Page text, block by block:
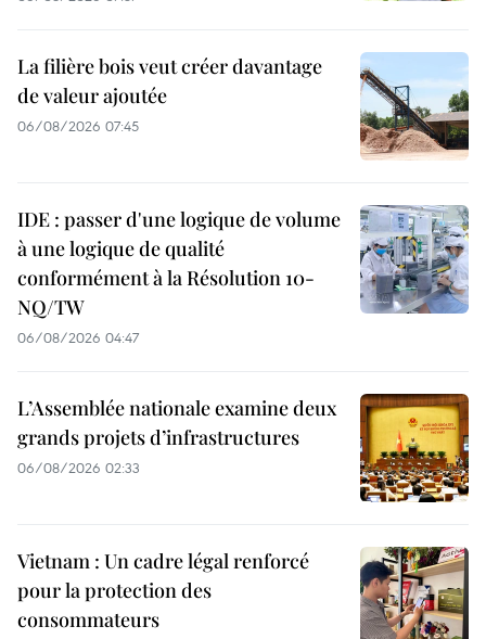
La filière bois veut créer davantage
de valeur ajoutée
06/08/2026 07:45
IDE : passer d'une logique de volume
à une logique de qualité
conformément à la Résolution 10-
NQ/TW
06/08/2026 04:47
L’Assemblée nationale examine deux
grands projets d’infrastructures
06/08/2026 02:33
Vietnam : Un cadre légal renforcé
pour la protection des
consommateurs